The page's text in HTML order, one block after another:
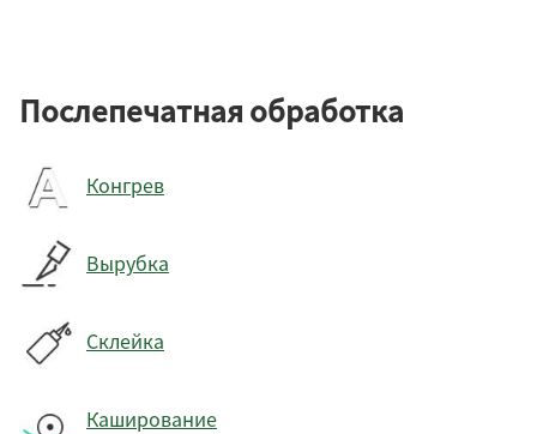
Послепечатная обработка
Конгрев
Вырубка
Склейка
Каширование